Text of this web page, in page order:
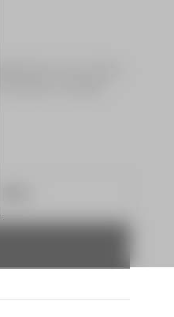
antiage,